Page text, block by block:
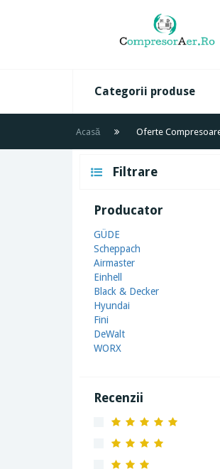
Categorii produse
Acasă Oferte
Filtrare
Producator
GÜDE
Scheppach
Airmaster
Einhell
Black & Decker
Hyundai
Fini
DeWalt
WORX
Recenzii